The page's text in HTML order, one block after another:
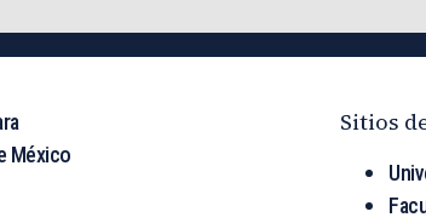
México
Sitios